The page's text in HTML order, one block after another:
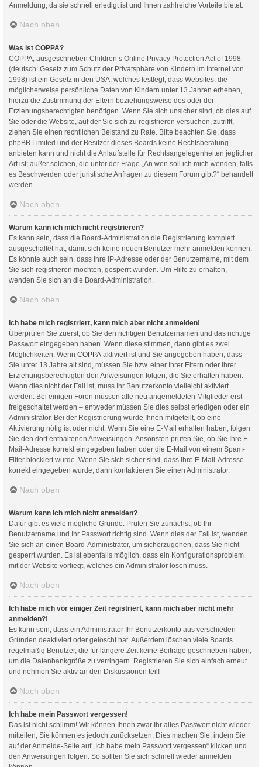
Anmeldung, da sie schnell erledigt ist und Ihnen zahlreiche Vorteile bietet.
Nach oben
Was ist COPPA?
COPPA, ausgeschrieben Children’s Online Privacy Protection Act of 1998
(deutsch: Gesetz zum Schutz der Privatsphäre von Kindern im Internet von
1998) ist ein Gesetz in den USA, welches festlegt, dass Websites, die
möglicherweise persönliche Daten von Kindern unter 13 Jahren erheben,
hierzu die Zustimmung der Eltern beziehungsweise des oder der
Erziehungsberechtigten benötigen. Wenn Sie sich unsicher sind, ob dies auf
Sie oder die Website, auf der Sie sich zu registrieren versuchen, zutrifft,
ziehen Sie einen rechtlichen Beistand zu Rate. Bitte beachten Sie, dass
phpBB Limited und der Besitzer dieses Boards keine Rechtsberatung
anbieten kann und nicht die Anlaufstelle für Rechtsangelegenheiten jeglicher
Art ist; außer solchen, die unter der Frage „An wen soll ich mich wenden, falls
es Beschwerden oder juristische Anfragen zu diesem Forum gibt?“ behandelt
werden.
Nach oben
Warum kann ich mich nicht registrieren?
Es kann sein, dass die Board-Administration die Registrierung komplett
ausgeschaltet hat, damit sich keine neuen Benutzer mehr anmelden können.
Es könnte auch sein, dass Ihre IP-Adresse oder der Benutzername, mit dem
Sie sich registrieren möchten, gesperrt wurden. Um Hilfe zu erhalten,
wenden Sie sich an die Board-Administration.
Nach oben
Ich habe mich registriert, kann mich aber nicht anmelden!
Überprüfen Sie zuerst, ob Sie den richtigen Benutzernamen und das richtige
Passwort eingegeben haben. Wenn diese stimmen, dann gibt es zwei
Möglichkeiten. Wenn COPPA aktiviert ist und Sie angegeben haben, dass
Sie unter 13 Jahre alt sind, müssen Sie bzw. einer Ihrer Eltern oder Ihrer
Erziehungsberechtigten den Anweisungen folgen, die Sie erhalten haben.
Wenn dies nicht der Fall ist, muss Ihr Benutzerkonto vielleicht aktiviert
werden. Bei einigen Foren müssen alle neu angemeldeten Mitglieder erst
freigeschaltet werden – entweder müssen Sie dies selbst erledigen oder ein
Administrator. Bei der Registrierung wurde Ihnen mitgeteilt, ob eine
Aktivierung nötig ist oder nicht. Wenn Sie eine E-Mail erhalten haben, folgen
Sie den dort enthaltenen Anweisungen. Ansonsten prüfen Sie, ob Sie Ihre E-
Mail-Adresse korrekt eingegeben haben oder die E-Mail von einem Spam-
Filter blockiert wurde. Wenn Sie sich sicher sind, dass Ihre E-Mail-Adresse
korrekt eingegeben wurde, dann kontaktieren Sie einen Administrator.
Nach oben
Warum kann ich mich nicht anmelden?
Dafür gibt es viele mögliche Gründe. Prüfen Sie zunächst, ob Ihr
Benutzername und Ihr Passwort richtig sind. Wenn dies der Fall ist, wenden
Sie sich an einen Board-Administrator, um sicherzugehen, dass Sie nicht
gesperrt wurden. Es ist ebenfalls möglich, dass ein Konfigurationsproblem
mit der Website vorliegt, welches ein Administrator lösen muss.
Nach oben
Ich habe mich vor einiger Zeit registriert, kann mich aber nicht mehr
anmelden?!
Es kann sein, dass ein Administrator Ihr Benutzerkonto aus verschieden
Gründen deaktiviert oder gelöscht hat. Außerdem löschen viele Boards
regelmäßig Benutzer, die für längere Zeit keine Beiträge geschrieben haben,
um die Datenbankgröße zu verringern. Registrieren Sie sich einfach erneut
und nehmen Sie aktiv an den Diskussionen teil!
Nach oben
Ich habe mein Passwort vergessen!
Das ist nicht schlimm! Wir können Ihnen zwar Ihr altes Passwort nicht wieder
mitteilen, Sie können es jedoch zurücksetzen. Dies machen Sie, indem Sie
auf der Anmelde-Seite auf „Ich habe mein Passwort vergessen“ klicken und
den Anweisungen folgen. So sollten Sie sich schnell wieder anmelden